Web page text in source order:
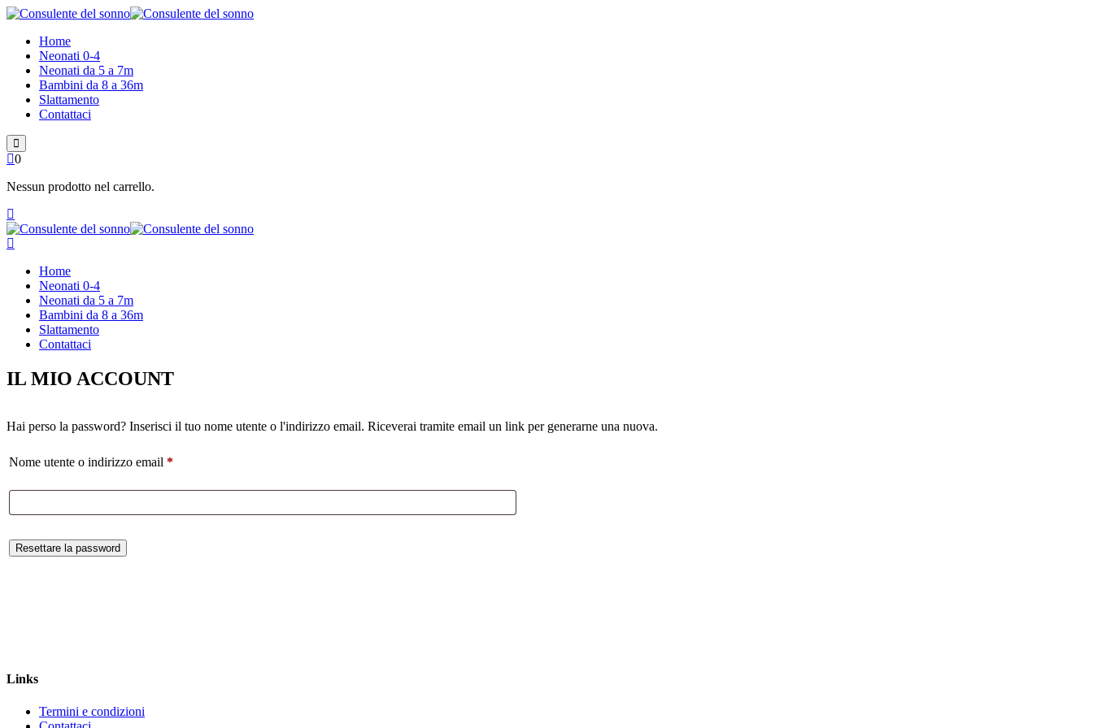
Skip
contentHome
Neonati 0-4
Neonati da 5 a 7m
Bambini da 8 a 36m
Slattamento
Contattaci
0
Nessun prodotto nel carrello.
Home
Neonati 0-4
Neonati da 5 a 7m
Bambini da 8 a 36m
Slattamento
Contattaci
IL MIO ACCOUNT
Hai perso la password? Inserisci il tuo nome utente o l'indirizzo email. Riceverai tramite email un link per generarne una nuova.
Nome utente o indirizzo email *Richiesto
Resettare la password
Links
Termini e condizioni